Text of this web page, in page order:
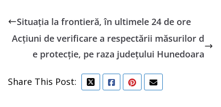
Situaţia la frontieră, în ultimele 24 de ore
Acțiuni de verificare a respectării măsurilor d
e protecție, pe raza județului Hunedoara
Share This Post: